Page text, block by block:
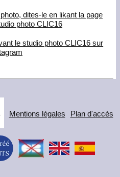
dites-le en likant la page
photo CLIC16
le studio photo CLIC16 sur
Mentions légales Plan d'accès